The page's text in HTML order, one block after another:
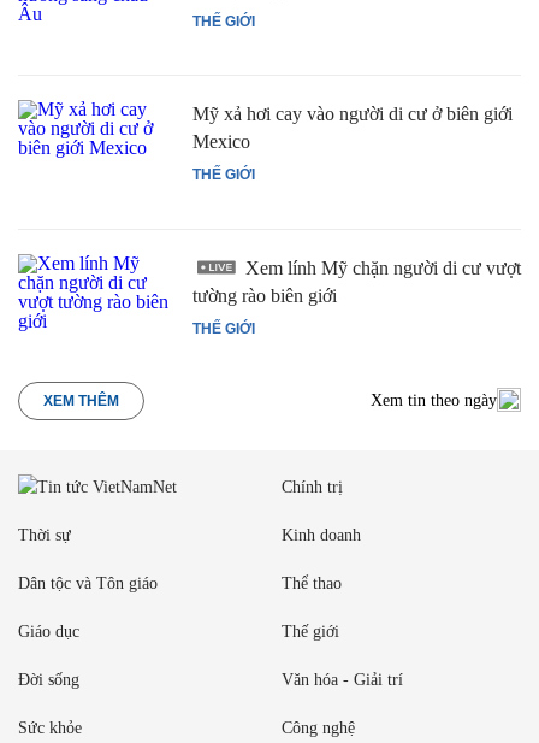
THẾ GIỚI
THẾ GIỚI
Mỹ xả hơi cay vào người di cư ở biên giới
Mexico
THẾ GIỚI
Xem lính Mỹ chặn người di cư vượt
tường rào biên giới
XEM THÊM Xem tin theo ngày
Chính trị
Thời sự Kinh doanh
Dân tộc và Tôn giáo Thể thao
Giáo dục Thế giới
Đời sống Văn hóa - Giải trí
Sức khỏe Công nghệ